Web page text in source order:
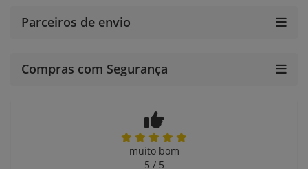
Parceiros de envio
Compras com Segurança
muito bom
5 / 5